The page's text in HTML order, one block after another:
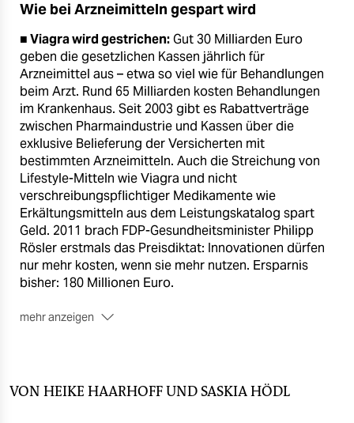
verlag
verlag
veranstaltungen
shop
fragen & hilfe
unterstützen
abo
genossenschaft
epaper login
Wie bei Arzneimitteln gespart wird
■ Viagra wird gestrichen:Gut 30 Milliarden Euro
geben die gesetzlichen Kassen jährlich für
Arzneimittel aus – etwa so viel wie für Behandlungen
beim Arzt. Rund 65 Milliarden kosten Behandlungen
im Krankenhaus. Seit 2003 gibt es Rabattverträge
zwischen Pharmaindustrie und Kassen über die
exklusive Belieferung der Versicherten mit
bestimmten Arzneimitteln. Auch die Streichung von
Lifestyle-Mitteln wie Viagra und nicht
verschreibungspflichtiger Medikamente wie
Erkältungsmitteln aus dem Leistungskatalog spart
Geld. 2011 brach FDP-Gesundheitsminister Philipp
Rösler erstmals das Preisdiktat: Innovationen dürfen
nur mehr kosten, wenn sie mehr nutzen. Ersparnis
bisher: 180 Millionen Euro.
mehr anzeigen
Gesundheitsausgaben in Deutschland seit 25 Jahren
VON HEIKE HAARHOFFUND SASKIA HÖDL